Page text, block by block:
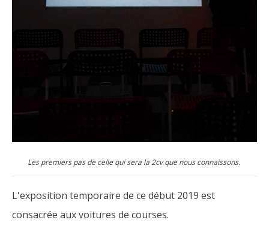
Les premiers pas de celle qui sera la 2cv que nous connaissons.
L'exposition temporaire de ce début 2019 est
consacrée aux voitures de courses.